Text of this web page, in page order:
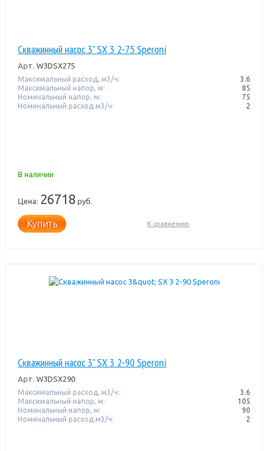
Скважинный насос 3" SX 3 2-75 Speroni
Арт. W3DSX275
Максимальный расход, м3/ч:
3.6
Максимальный напор, м:
85
Номинальный напор, м:
75
Номинальный расход м3/ч:
2
В наличии
Цена: 26718 руб.
Купить К сравнению
Скважинный насос 3" SX 3 2-90 Speroni
Арт. W3DSX290
Максимальный расход, м3/ч:
3.6
Максимальный напор, м:
105
Номинальный напор, м:
90
Номинальный расход м3/ч:
2